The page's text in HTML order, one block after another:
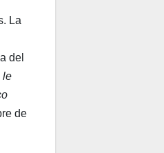
La
del
le
de